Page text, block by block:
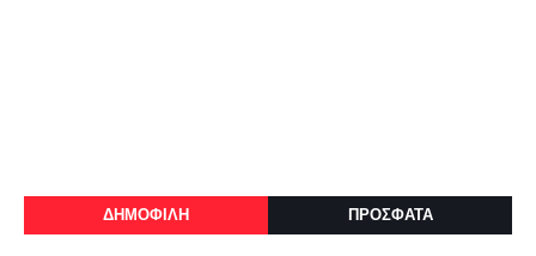
ΔΗΜΟΦΙΛΗ ΠΡΟΣΦΑΤΑ